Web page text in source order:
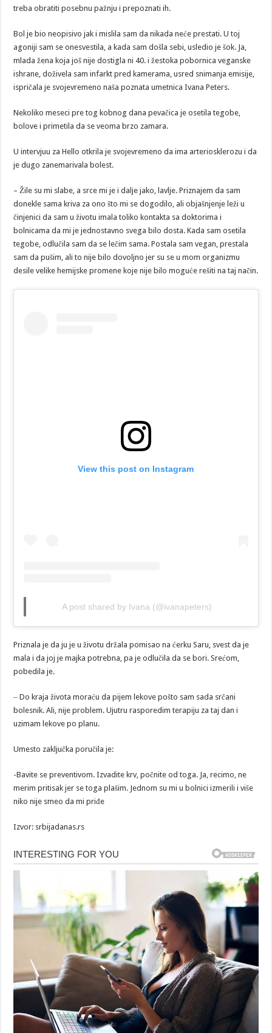
treba obratiti posebnu pažnju i prepoznati ih.
Bol je bio neopisivo jak i mislila sam da nikada neće prestati. U toj
agoniji sam se onesvestila, a kada sam došla sebi, usledio je šok. Ja,
mlada žena koja još nije dostigla ni 40. i žestoka pobornica veganske
ishrane, doživela sam infarkt pred kamerama, usred snimanja emisije,
ispričala je svojevremeno naša poznata umetnica Ivana Peters.
Nekoliko meseci pre tog kobnog dana pevačica je osetila tegobe,
bolove i primetila da se veoma brzo zamara.
U intervjuu za Hello otkrila je svojevremeno da ima arteriosklerozu i da
je dugo zanemarivala bolest.
– Žile su mi slabe, a srce mi je i dalje jako, lavlje. Priznajem da sam
donekle sama kriva za ono što mi se dogodilo, ali objašnjenje leži u
činjenici da sam u životu imala toliko kontakta sa doktorima i
bolnicama da mi je jednostavno svega bilo dosta. Kada sam osetila
tegobe, odlučila sam da se lečim sama. Postala sam vegan, prestala
sam da pušim, ali to nije bilo dovoljno jer su se u mom organizmu
desile velike hemijske promene koje nije bilo moguće rešiti na taj način.
View this post on Instagram
A post shared by Ivana (@ivanapeters)
Priznala je da ju je u životu držala pomisao na ćerku Saru, svest da je
mala i da joj je majka potrebna, pa je odlučila da se bori. Srećom,
pobedila je.
‒ Do kraja života moraću da pijem lekove pošto sam sada srčani
bolesnik. Ali, nije problem. Ujutru rasporedim terapiju za taj dan i
uzimam lekove po planu.
Umesto zaključka poručila je:
-Bavite se preventivom. Izvadite krv, počnite od toga. Ja, recimo, ne
merim pritisak jer se toga plašim. Jednom su mi u bolnici izmerili i više
niko nije smeo da mi priđe
Izvor: srbijadanas.rs